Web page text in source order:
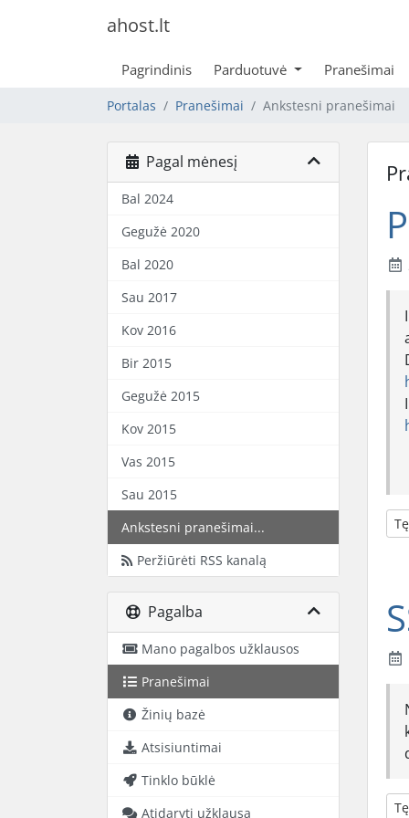
ahost.lt
Pagrindinis Parduotuvė Pranešimai
Portalas Pranešimai Ankstesni pranešimai
Pagal mėnesį
Bal 2024
Gegužė 2020
Bal 2020
Sau 2017
Kov 2016
Bir 2015
Gegužė 2015
Kov 2015
Vas 2015
Sau 2015
Ankstesni pranešimai...
Peržiūrėti RSS kanalą
Pagalba
Mano pagalbos užklausos
Pranešimai
Žinių bazė
Atsisiuntimai
Tinklo būklė
Atidaryti užklausą